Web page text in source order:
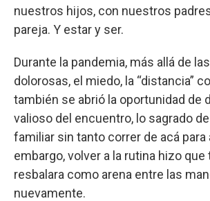
nuestros hijos, con nuestros
pareja. Y estar y ser.
Durante la pandemia, más allá de
dolorosas, el miedo, la “distancia”
también se abrió la oportunidad de
valioso del encuentro, lo sagrado
familiar sin tanto correr de acá para
embargo, volver a la rutina hizo
resbalara como arena entre las
nuevamente.